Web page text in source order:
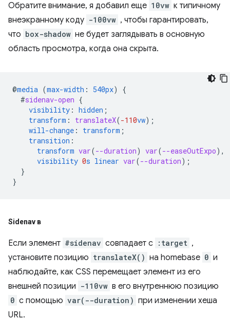
Обратите внимание, я добавил еще 10vw к типичному
внеэкранному коду -100vw , чтобы гарантировать,
что box-shadow не будет заглядывать в основную
область просмотра, когда она скрыта.
@media (max-width : 540px)
{
#sidenav-open {
visibility : hidden ;
transform : translateX(-110vw);
will-change : transform ;
transition :
transform var(--duration) var(--easeOutExpo),
visibility 0s linear var(--duration);
}
}
Sidenav в
Если элемент #sidenav совпадает с :target ,
установите позицию translateX() на homebase 0 и
наблюдайте, как CSS перемещает элемент из его
внешней позиции -110vw в его внутреннюю позицию
0 с помощью var(--duration) при изменении хеша
URL.